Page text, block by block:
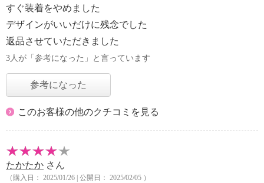
すぐ装着をやめました
デザインがいいだけに残念でした
返品させていただきました
3人が「参考になった」と言っています
参考になった
このお客様の他のクチコミを見る
たかたか さん
（購入日： 2025/01/26 | 公開日： 2025/02/05 ）